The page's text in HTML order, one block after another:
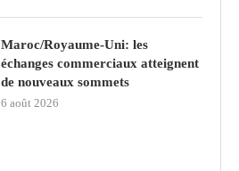
Maroc/Royaume-Uni: les
échanges commerciaux atteignent
de nouveaux sommets
6 août 2026